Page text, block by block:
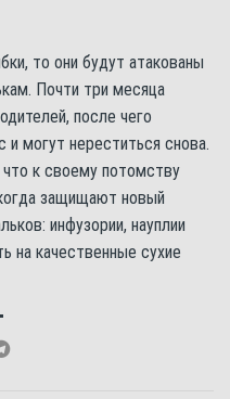
то они будут атакованы
Почти три месяца
после чего
могут нереститься снова.
к своему потомству
защищают новый
инфузории, науплии
на качественные сухие